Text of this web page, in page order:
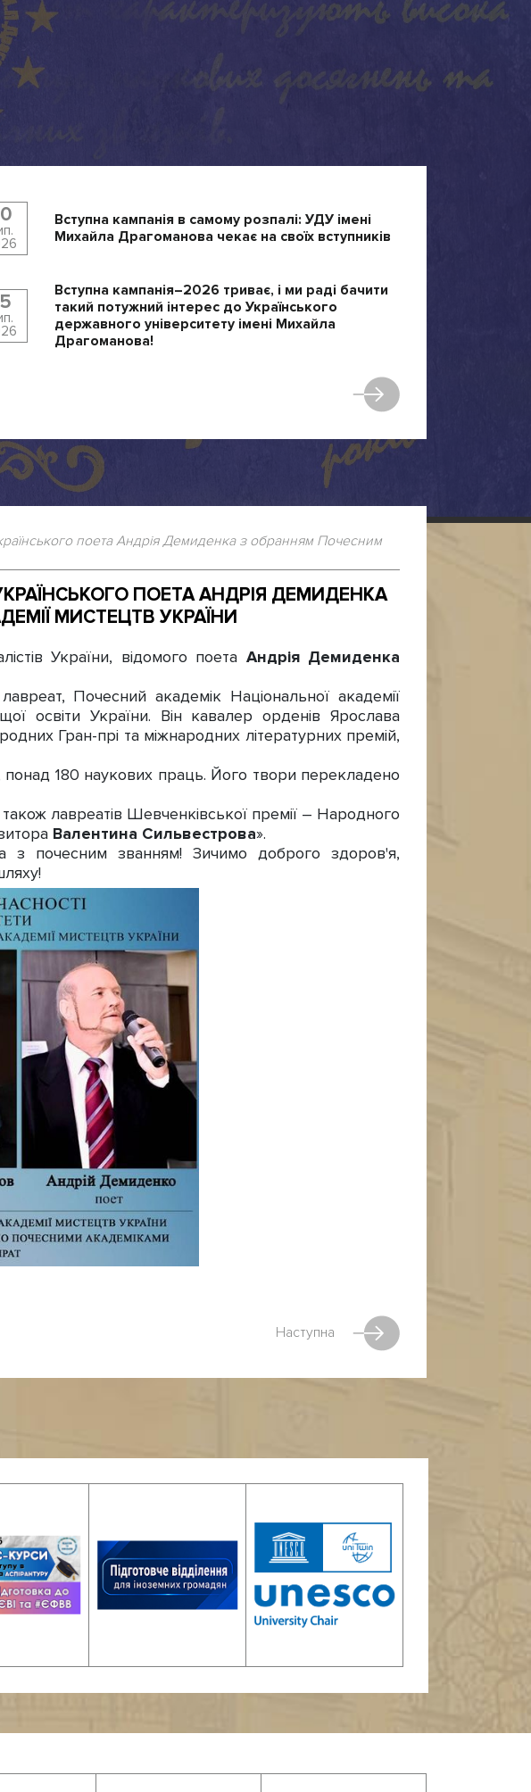
Вступна кампанія в самому розпалі: УДУ імені
Михайла Драгоманова чекає на своїх вступників
Вступна кампанія–2026 триває, і ми раді бачити
такий потужний інтерес до Українського
державного університету імені Михайла
Драгоманова!
поета Андрія Демиденка з обранням Почесним
ПОЕТА АНДРІЯ ДЕМИДЕНКА
МИСТЕЦТВ УКРАЇНИ
України, відомого поета Андрія Демиденка
Почесний академік Національної академії
освіти України. Він кавалер орденів Ярослава
Гран-прі та міжнародних літературних премій,
180 наукових праць. Його твори перекладено
лавреатів Шевченківської премії – Народного
Валентина Сильвестрова».
з почесним званням! Зичимо доброго здоров'я,
Наступна